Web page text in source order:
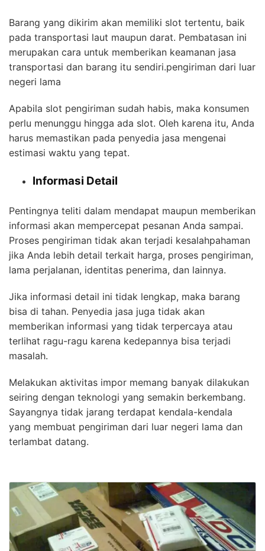
Barang yang dikirim akan memiliki slot tertentu, baik
pada transportasi laut maupun darat. Pembatasan ini
merupakan cara untuk memberikan keamanan jasa
transportasi dan barang itu sendiri.pengiriman dari luar
negeri lama
Apabila slot pengiriman sudah habis, maka konsumen
perlu menunggu hingga ada slot. Oleh karena itu, Anda
harus memastikan pada penyedia jasa mengenai
estimasi waktu yang tepat.
Informasi Detail
Pentingnya teliti dalam mendapat maupun memberikan
informasi akan mempercepat pesanan Anda sampai.
Proses pengiriman tidak akan terjadi kesalahpahaman
jika Anda lebih detail terkait harga, proses pengiriman,
lama perjalanan, identitas penerima, dan lainnya.
Jika informasi detail ini tidak lengkap, maka barang
bisa di tahan. Penyedia jasa juga tidak akan
memberikan informasi yang tidak terpercaya atau
terlihat ragu-ragu karena kedepannya bisa terjadi
masalah.
Melakukan aktivitas impor memang banyak dilakukan
seiring dengan teknologi yang semakin berkembang.
Sayangnya tidak jarang terdapat kendala-kendala
yang membuat pengiriman dari luar negeri lama dan
terlambat datang.